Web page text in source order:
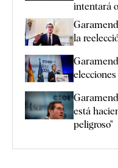
intentará
la
está
peligroso"